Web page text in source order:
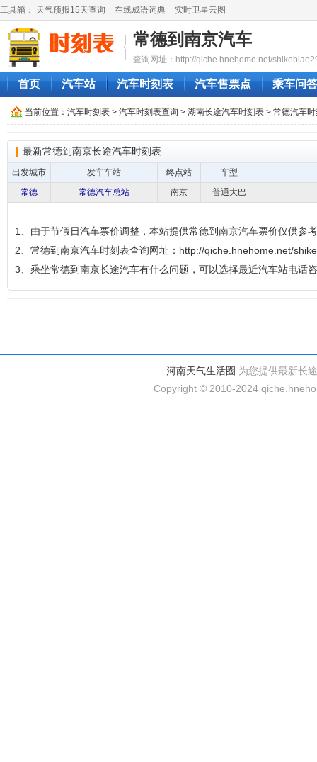
工具箱： 天气预报15天查询 在线成语词典 实时卫星云图
常德到南京汽车
查询网址：http://qiche.hnehome.net/
首页 汽车站 汽车时刻表 汽车售票点 乘车问答
当前位置： 汽车时刻表 > 汽车时刻表查询 > 湖南长途汽车时刻表 > 常德汽车
最新常德到南京长途汽车时刻表
出发城市 发车车站 终点站
车型
常德
常德汽车总站 南京 普通大巴
1、由于节假日汽车票价调整，本站提供常德到南京汽车票价仅供参
2、常德到南京汽车时刻表查询网址：http://qiche.hnehome.net/
3、乘坐常德到南京长途汽车有什么问题，可以选择最近汽车站电话
河南天气生活圈 为您提供最新长
Copyright © 2010-2024